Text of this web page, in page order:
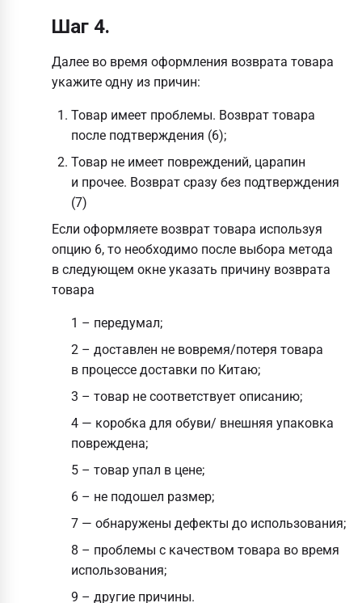
Шаг 4.
Далее во время оформления возврата товара
укажите одну из причин:
Товар имеет проблемы. Возврат товара
после подтверждения (6);
Товар не имеет повреждений, царапин
и прочее. Возврат сразу без подтверждения
(7)
Если оформляете возврат товара используя
опцию 6, то необходимо после выбора метода
в следующем окне указать причину возврата
товара
1 – передумал;
2 – доставлен не вовремя/потеря товара
в процессе доставки по Китаю;
3 – товар не соответствует описанию;
4 — коробка для обуви/ внешняя упаковка
повреждена;
5 – товар упал в цене;
6 – не подошел размер;
7 — обнаружены дефекты до использования;
8 – проблемы с качеством товара во время
использования;
9 – другие причины.